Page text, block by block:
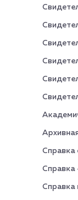
Справка
Справка
Справка